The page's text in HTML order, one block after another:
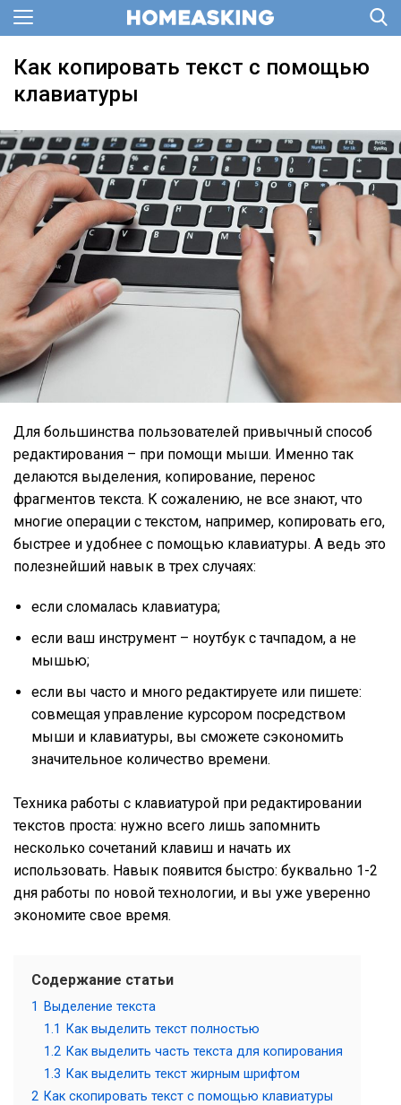
Как копировать текст с помощью
клавиатуры
Для большинства пользователей привычный способ
редактирования – при помощи мыши. Именно так
делаются выделения, копирование, перенос
фрагментов текста. К сожалению, не все знают, что
многие операции с текстом, например, копировать его,
быстрее и удобнее с помощью клавиатуры. А ведь это
полезнейший навык в трех случаях:
если сломалась клавиатура;
если ваш инструмент – ноутбук с тачпадом, а не
мышью;
если вы часто и много редактируете или пишете:
совмещая управление курсором посредством
мыши и клавиатуры, вы сможете сэкономить
значительное количество времени.
Техника работы с клавиатурой при редактировании
текстов проста: нужно всего лишь запомнить
несколько сочетаний клавиш и начать их
использовать. Навык появится быстро: буквально 1-2
дня работы по новой технологии, и вы уже уверенно
экономите свое время.
Содержание статьи
1
Выделение текста
1.1
Как выделить текст полностью
1.2 Как выделить часть текста для копирования
1.3 Как выделить текст жирным шрифтом
2 Как скопировать текст с помощью клавиатуры